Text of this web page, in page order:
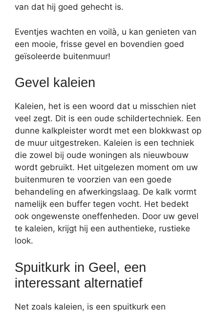
van dat hij goed gehecht is.
Eventjes wachten en voilà, u kan genieten van
een mooie, frisse gevel en bovendien goed
geïsoleerde buitenmuur!
Gevel kaleien
Kaleien, het is een woord dat u misschien niet
veel zegt. Dit is een oude schildertechniek. Een
dunne kalkpleister wordt met een blokkwast op
de muur uitgestreken. Kaleien is een techniek
die zowel bij oude woningen als nieuwbouw
wordt gebruikt. Het uitgelezen moment om uw
buitenmuren te voorzien van een goede
behandeling en afwerkingslaag. De kalk vormt
namelijk een buffer tegen vocht. Het bedekt
ook ongewenste oneffenheden. Door uw gevel
te kaleien, krijgt hij een authentieke, rustieke
look.
Spuitkurk in Geel, een
interessant alternatief
Net zoals kaleien, is een spuitkurk een